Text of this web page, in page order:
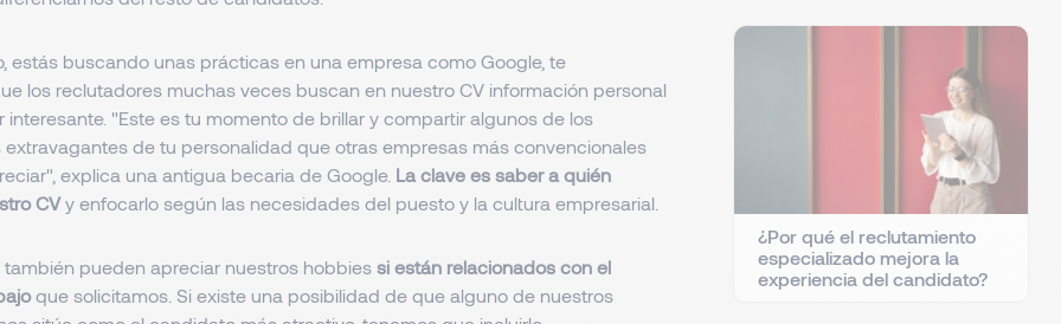
estás buscando unas prácticas en una empresa como Google, te
los reclutadores muchas veces buscan en nuestro CV información personal
interesante. "Este es tu momento de brillar y compartir algunos de los
de tu personalidad que otras empresas más convencionales
explica una antigua becaria de Google. La clave es saber a quién
CVy enfocarlo según las necesidades del puesto y la cultura empresarial.
también pueden apreciar nuestros hobbies si están relacionados con el
que solicitamos. Si existe una posibilidad de que alguno de nuestros
¿Por qué el reclutamiento
especializado mejora la
experiencia del candidato?